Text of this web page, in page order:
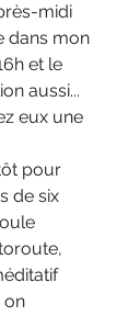
midi
dans mon
et le
aussi...
eux une
pour
de six
on